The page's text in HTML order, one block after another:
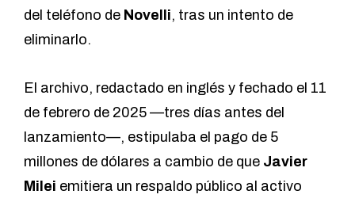
del teléfono de Novelli, tras un intento de
eliminarlo.
El archivo, redactado en inglés y fechado el 11
de febrero de 2025 —tres días antes del
lanzamiento—, estipulaba el pago de 5
millones de dólares a cambio de que Javier
Milei emitiera un respaldo público al activo